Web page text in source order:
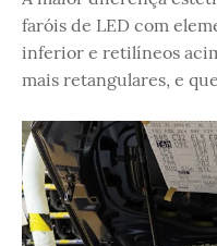
faróis de LED com
inferior e retilíneos
mais retangulares, e